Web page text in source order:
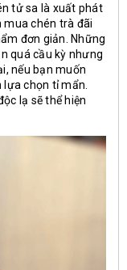
tử sa là xuất phát
mua chén trà đãi
đơn giản. Những
quá cầu kỳ nhưng
nếu bạn muốn
chọn tỉ mẩn.
lạ sẽ thể hiện